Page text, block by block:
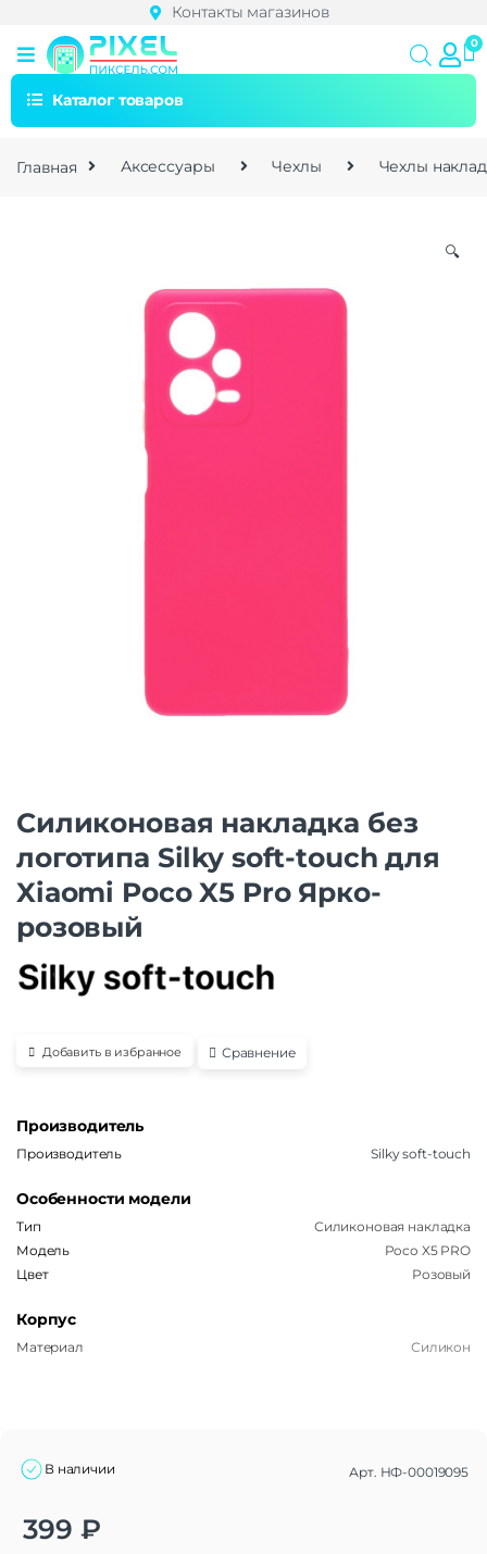
Контакты магазинов
Каталог товаров
Главная Аксессуары Чехлы Чехлы
🔍
Силиконовая накладка без
логотипа Silky soft-touch для
Xiaomi Poco X5 Pro Ярко-
розовый
Добавить в избранное Сравнение
Производитель
Производитель Silky soft-touch
Особенности модели
Тип
Силиконовая накладка
Модель
Poco X5 PRO
Цвет
Розовый
Корпус
Материал Силикон
В наличии Арт. НФ-00019095
399 ₽
Alternative: